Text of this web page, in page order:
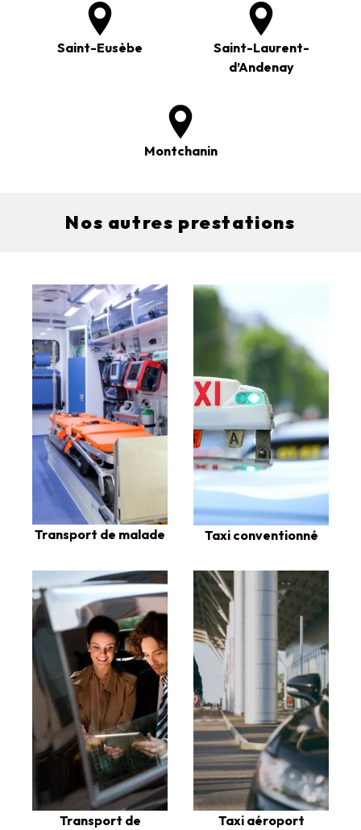
Saint-Eusèbe
Saint-Laurent-
d’Andenay
Montchanin
Nos autres prestations
Transport de malade Taxi conventionné
Transport de
Taxi aéroport